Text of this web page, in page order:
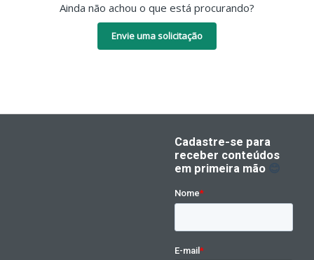
Ainda não achou o que está procurando?
Envie uma solicitação